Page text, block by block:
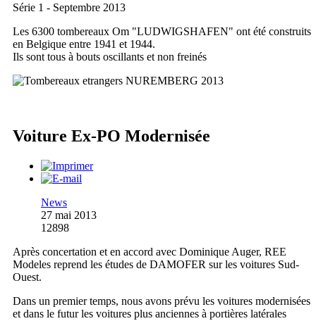
Série 1 - Septembre 2013
Les 6300 tombereaux Om "LUDWIGSHAFEN" ont été construits
en Belgique entre 1941 et 1944.
Ils sont tous à bouts oscillants et non freinés
Voiture Ex-PO Modernisée
News
27 mai 2013
12898
Après concertation et en accord avec Dominique Auger, REE
Modeles reprend les études de DAMOFER sur les voitures Sud-
Ouest.
Dans un premier temps, nous avons prévu les voitures modernisées
et dans le futur les voitures plus anciennes à portières latérales